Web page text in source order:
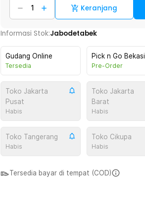
Keranjang
Informasi Stok:Jabodetabek
Gudang Online
Tersedia
Pick n Go Bekasi
Pre-Order
Toko Jakarta
Pusat
Habis
Toko Jakarta
Barat
Habis
Toko Tangerang
Habis
Toko Cikupa
Habis
Tersedia bayar di tempat (COD)